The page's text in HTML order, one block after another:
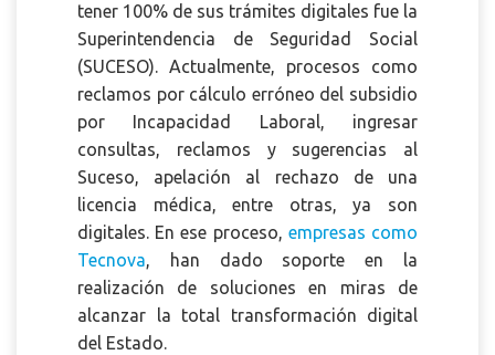
tener 100% de sus trámites digitales fue la
Superintendencia de Seguridad Social
(SUCESO). Actualmente, procesos como
reclamos por cálculo erróneo del subsidio
por Incapacidad Laboral, ingresar
consultas, reclamos y sugerencias al
Suceso, apelación al rechazo de una
licencia médica, entre otras, ya son
digitales. En ese proceso, empresas como
Tecnova, han dado soporte en la
realización de soluciones en miras de
alcanzar la total transformación digital
del Estado.